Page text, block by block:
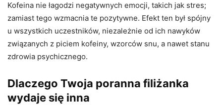
Kofeina nie łagodzi negatywnych emocji, takich jak stres;
zamiast tego wzmacnia te pozytywne. Efekt ten był spójny
u wszystkich uczestników, niezależnie od ich nawyków
związanych z piciem kofeiny, wzorców snu, a nawet stanu
zdrowia psychicznego.
Dlaczego Twoja poranna filiżanka
wydaje się inna